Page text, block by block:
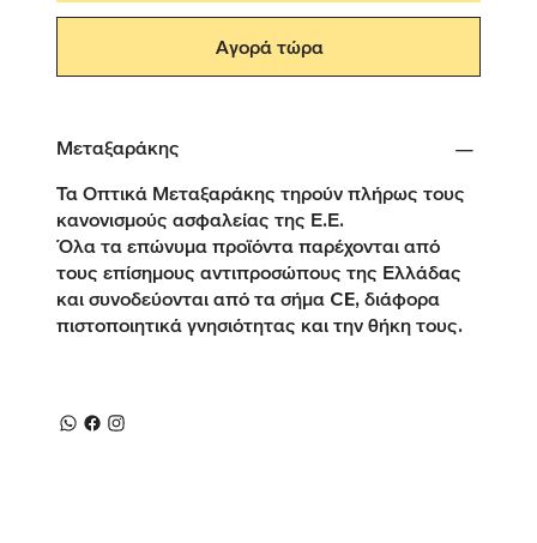
Αγορά τώρα
Μεταξαράκης
Τα Οπτικά Μεταξαράκης τηρούν πλήρως τους
κανονισμούς ασφαλείας της Ε.Ε.
Όλα τα επώνυμα προϊόντα παρέχονται από
τους επίσημους αντιπροσώπους της Ελλάδας
και συνοδεύονται από τα σήμα CE, διάφορα
πιστοποιητικά γνησιότητας και την θήκη τους.